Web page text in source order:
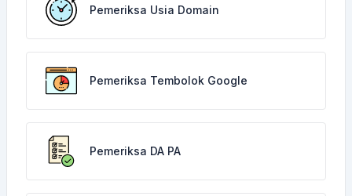
Pemeriksa Usia Domain
Pemeriksa Tembolok Google
Pemeriksa DA PA